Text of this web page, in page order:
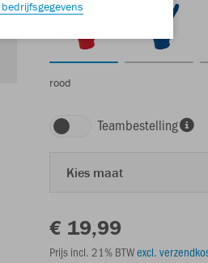
rood
Teambestelling
Kies maat
€ 19,99
Prijs incl. 21% BTWexcl.